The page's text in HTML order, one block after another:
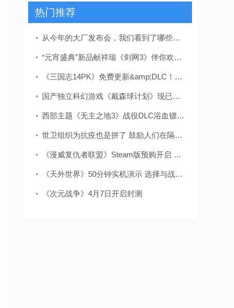
热门推荐
从今年的大厂发布会，我们看到了哪些游戏研发
“元宵盛典”新品献祥瑞《剑网3》伴你欢庆上元
《三国志14PK》免费更新&amp;DLC！丞相续命击败司马懿
国产独立科幻游戏《戴森球计划》现已公开Steam页面 即将参加东京
西部主题《无主之地3》战役DLC浴血镖客6月上市
世卫组织为抗疫也是拼了 鼓励人们在隔离期间玩游戏
《漫威复仇者联盟》Steam版预购开启 售价299元
《天外世界》50分钟实机演示 选择与战斗都很重要
《次元战争》4月7日开启封测